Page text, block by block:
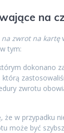
na
na zwrot na kartę
tym:
dokonano
którą
zwrotu
że w przypadku
może być